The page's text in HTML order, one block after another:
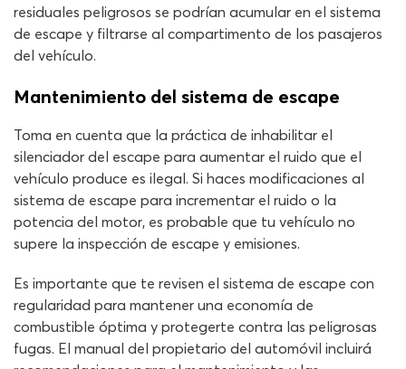
residuales peligrosos se podrían acumular en el sistema
de escape y filtrarse al compartimento de los pasajeros
del vehículo.
Mantenimiento del sistema de escape
Toma en cuenta que la práctica de inhabilitar el
silenciador del escape para aumentar el ruido que el
vehículo produce es ilegal. Si haces modificaciones al
sistema de escape para incrementar el ruido o la
potencia del motor, es probable que tu vehículo no
supere la inspección de escape y emisiones.
Es importante que te revisen el sistema de escape con
regularidad para mantener una economía de
combustible óptima y protegerte contra las peligrosas
fugas. El manual del propietario del automóvil incluirá